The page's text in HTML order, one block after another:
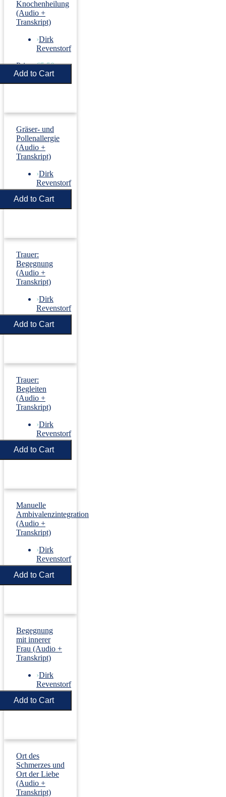
Knochenheilung
(Audio +
Transkript)
›Dirk
Revenstorf
Price: €5.50
Gräser- und
Pollenallergie
(Audio +
Transkript)
›Dirk
Revenstorf
Price: €5.50
Trauer:
Begegnung
(Audio +
Transkript)
›Dirk
Revenstorf
Price: €5.50
Trauer:
Begleiten
(Audio +
Transkript)
›Dirk
Revenstorf
Price: €5.50
Manuelle
Ambivalenzintegration
(Audio +
Transkript)
›Dirk
Revenstorf
Price: €5.50
Begegnung
mit innerer
Frau (Audio +
Transkript)
›Dirk
Revenstorf
Price: €5.50
Ort des
Schmerzes und
Ort der Liebe
(Audio +
Transkript)